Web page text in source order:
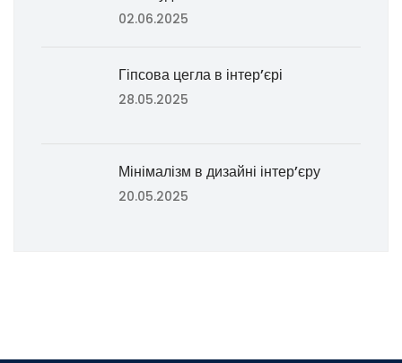
02.06.2025
Гіпсова цегла в інтер’єрі
28.05.2025
Мінімалізм в дизайні інтер’єру
20.05.2025